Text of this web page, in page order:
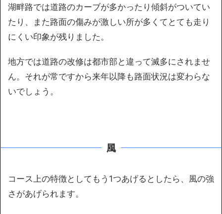
湖畔路では道路のカーブが多かったり傾斜がついてい
たり、また路面の傷みが激しい所が多くてとても走り
にくい印象が残りました。
地方では道路の改修は都市部と違って滅多にされませ
ん。それが常ですから来年以降も路面状況は変わらな
いでしょう。
風
コース上の特徴としてもう1つあげるとしたら、風の強
さがあげられます。